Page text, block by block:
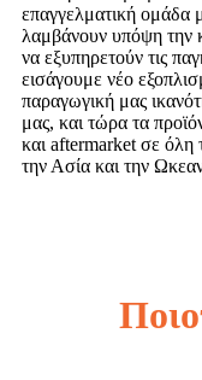
επαγγελματική ομάδα
λαμβάνουν υπόψη την
να εξυπηρετούν τις
εισάγουμε νέο
παραγωγική μας
μας, και τώρα τα
και aftermarket σε όλη
την Ασία και την